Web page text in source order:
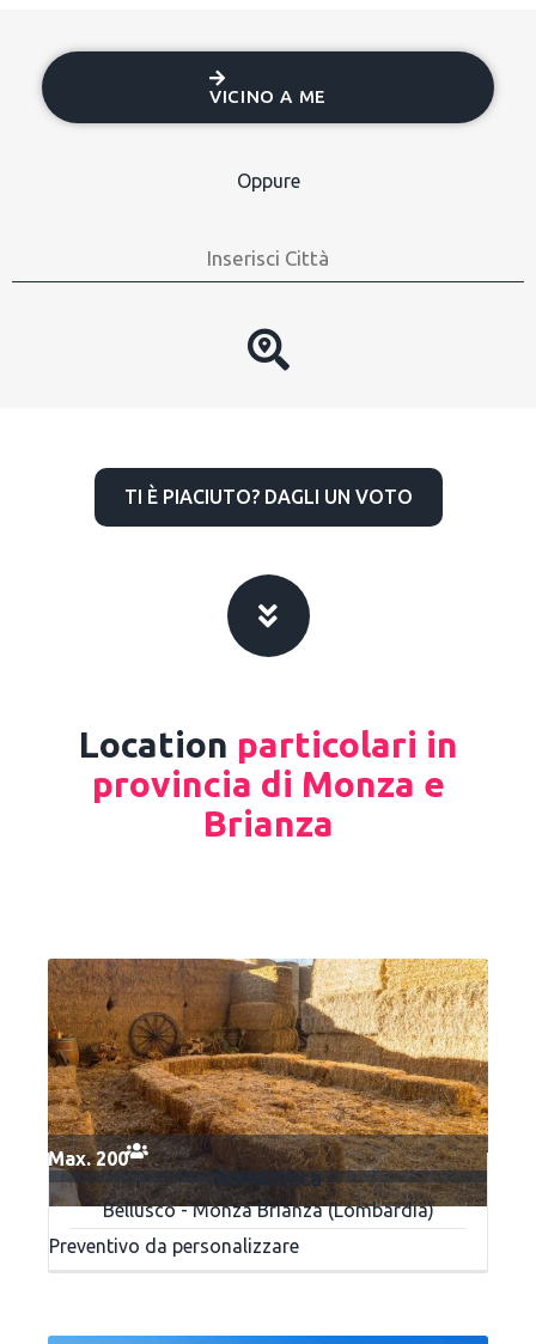
VICINO A ME
Oppure
TI È PIACIUTO? DAGLI UN VOTO
Location particolari in
provincia di Monza e
Brianza
Max. 200
ASINOteca
Bellusco - Monza Brianza (Lombardia)
Preventivo da personalizzare